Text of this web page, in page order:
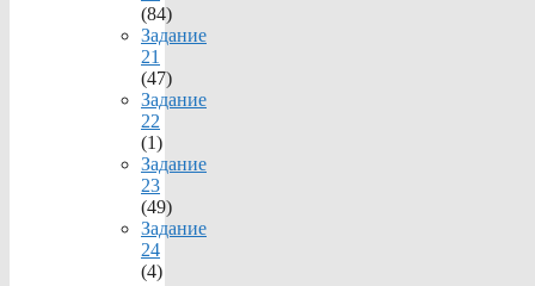
(84)
Задание
21
(47)
Задание
22
(1)
Задание
23
(49)
Задание
24
(4)